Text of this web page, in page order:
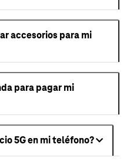
accesorios para mi
para pagar mi
5G en mi teléfono?